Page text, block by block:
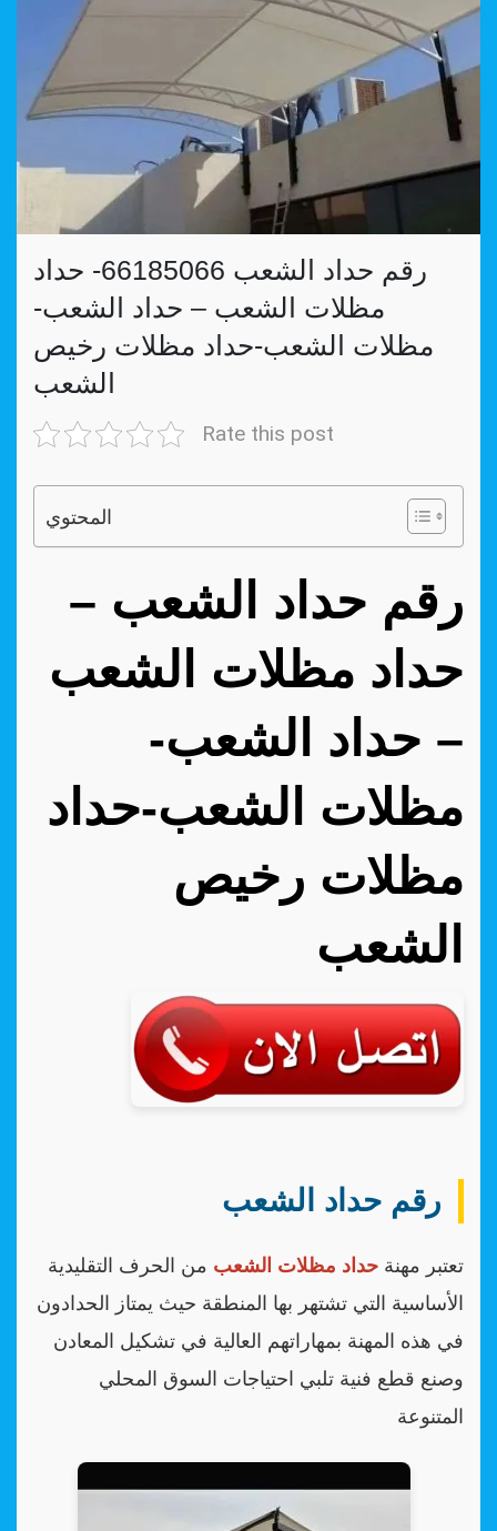
رقم حداد الشعب 66185066- حداد
مظلات الشعب – حداد الشعب-
مظلات الشعب-حداد مظلات رخيص
الشعب
Rate this post
المحتوي
رقم حداد الشعب –
حداد مظلات الشعب
– حداد الشعب-
مظلات الشعب-حداد
مظلات رخيص
الشعب
رقم حداد الشعب
تعتبر مهنة حداد مظلات الشعب من الحرف التقليدية
الأساسية التي تشتهر بها المنطقة حيث يمتاز الحدادون
في هذه المهنة بمهاراتهم العالية في تشكيل المعادن
وصنع قطع فنية تلبي احتياجات السوق المحلي
المتنوعة